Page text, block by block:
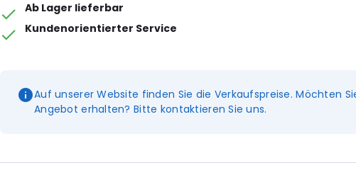
Ab Lager lieferbar
Kundenorientierter Service
Auf unserer Website finden Sie die Verkaufspreise. Möchten
Angebot erhalten? Bitte kontaktieren Sie uns.